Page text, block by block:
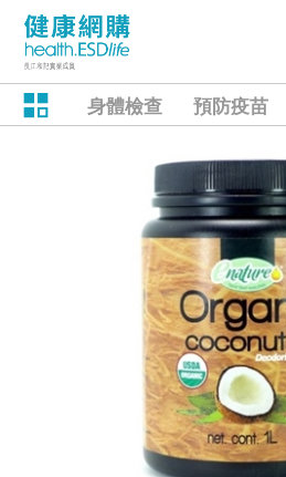
身體檢查 預防疫苗